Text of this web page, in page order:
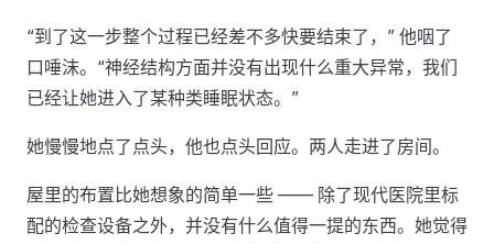
“到了这一步整个过程已经差不多快要结束了，” 他咽了
口唾沫。“神经结构方面并没有出现什么重大异常，我们
已经让她进入了某种类睡眠状态。”
她慢慢地点了点头，他也点头回应。两人走进了房间。
屋里的布置比她想象的简单一些 —— 除了现代医院里标
配的检查设备之外，并没有什么值得一提的东西。她觉得